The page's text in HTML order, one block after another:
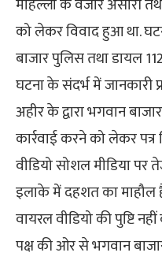
मोहल्ला के वजीर अंसारी
को लेकर विवाद हुआ था.
बाजार पुलिस तथा डायल
घटना के संदर्भ में जानकारी
अहीर के द्वारा भगवान
कार्रवाई करने को लेकर
वीडियो सोशल मीडिया पर
इलाके में दहशत का माहौल
वायरल वीडियो की पुष्टि
पक्ष की ओर से भगवान